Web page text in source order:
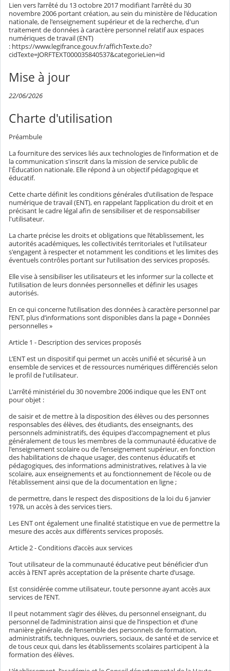
Lien vers l’arrêté du 13 octobre 2017 modifiant l'arrêté du 30
novembre 2006 portant création, au sein du ministère de l'éducation
nationale, de l'enseignement supérieur et de la recherche, d'un
traitement de données à caractère personnel relatif aux espaces
numériques de travail (ENT)
: https://www.legifrance.gouv.fr/affichTexte.do?
cidTexte=JORFTEXT000035840537&categorieLien=id
Mise à jour
22/06/2026
Charte d'utilisation
Préambule
La fourniture des services liés aux technologies de l’information et de
la communication s'inscrit dans la mission de service public de
l'Éducation nationale. Elle répond à un objectif pédagogique et
éducatif.
Cette charte définit les conditions générales d’utilisation de l’espace
numérique de travail (ENT), en rappelant l’application du droit et en
précisant le cadre légal afin de sensibiliser et de responsabiliser
l'utilisateur.
La charte précise les droits et obligations que l’établissement, les
autorités académiques, les collectivités territoriales et l'utilisateur
s'engagent à respecter et notamment les conditions et les limites des
éventuels contrôles portant sur l’utilisation des services proposés.
Elle vise à sensibiliser les utilisateurs et les informer sur la collecte et
l’utilisation de leurs données personnelles et définir les usages
autorisés.
En ce qui concerne l’utilisation des données à caractère personnel par
l’ENT, plus d’informations sont disponibles dans la page « Données
personnelles »
Article 1 - Description des services proposés
L’ENT est un dispositif qui permet un accès unifié et sécurisé à un
ensemble de services et de ressources numériques différenciés selon
le profil de l'utilisateur.
L'arrêté ministériel du 30 novembre 2006 indique que les ENT ont
pour objet :
de saisir et de mettre à la disposition des élèves ou des personnes
responsables des élèves, des étudiants, des enseignants, des
personnels administratifs, des équipes d'accompagnement et plus
généralement de tous les membres de la communauté éducative de
l'enseignement scolaire ou de l'enseignement supérieur, en fonction
des habilitations de chaque usager, des contenus éducatifs et
pédagogiques, des informations administratives, relatives à la vie
scolaire, aux enseignements et au fonctionnement de l'école ou de
l'établissement ainsi que de la documentation en ligne ;
de permettre, dans le respect des dispositions de la loi du 6 janvier
1978, un accès à des services tiers.
Les ENT ont également une finalité statistique en vue de permettre la
mesure des accès aux différents services proposés.
Article 2 - Conditions d’accès aux services
Tout utilisateur de la communauté éducative peut bénéficier d’un
accès à l’ENT après acceptation de la présente charte d’usage.
Est considérée comme utilisateur, toute personne ayant accès aux
services de l’ENT.
Il peut notamment s’agir des élèves, du personnel enseignant, du
personnel de l’administration ainsi que de l’inspection et d’une
manière générale, de l’ensemble des personnels de formation,
administratifs, techniques, ouvriers, sociaux, de santé et de service et
de tous ceux qui, dans les établissements scolaires participent à la
formation des élèves.